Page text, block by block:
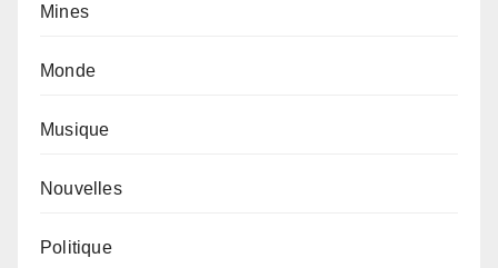
Mines
Monde
Musique
Nouvelles
Politique